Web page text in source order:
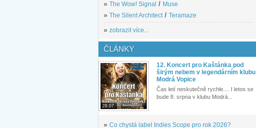
» The Wow! Signal / Muse
» The Silent Architect/ Teramaze
» zobrazit více...
ČLÁNKY
28.07.
12. Koncert pro Kaštánka pod
širým nebem v legendárním klubu
Modrá Vopice
Čas letí neskutečně rychle.... I letos se
bude 8. srpna v klubu Modrá...
» Co chystá label Indies Scope pro rok 2026?